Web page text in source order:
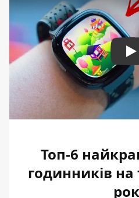
Топ-6
годинників на